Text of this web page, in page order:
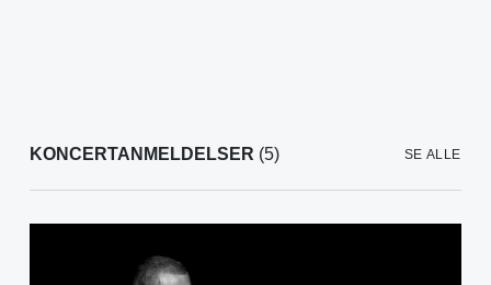
KONCERTANMELDELSER (5) SE ALLE